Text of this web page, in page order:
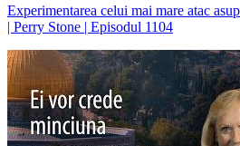
Experimentarea celui mai mare atac
| Perry Stone | Episodul 1104